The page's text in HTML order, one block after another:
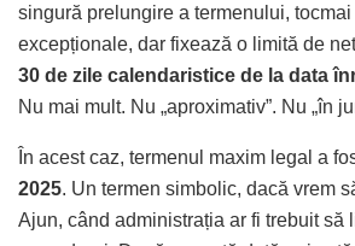
singură prelungire a termenului,
excepționale, dar fixează o limită de
30 de zile calendaristice de la data
Nu mai mult. Nu „aproximativ”. Nu „în
În acest caz, termenul maxim legal a
2025. Un termen simbolic, dacă vrem
Ajun, când administrația ar fi trebuit să